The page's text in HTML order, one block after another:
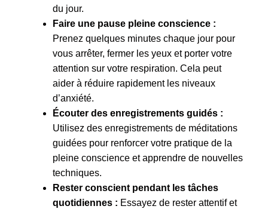
du jour.
Faire une pause pleine conscience :
Prenez quelques minutes chaque jour pour
vous arrêter, fermer les yeux et porter votre
attention sur votre respiration. Cela peut
aider à réduire rapidement les niveaux
d’anxiété.
Écouter des enregistrements guidés :
Utilisez des enregistrements de méditations
guidées pour renforcer votre pratique de la
pleine conscience et apprendre de nouvelles
techniques.
Rester conscient pendant les tâches
quotidiennes : Essayez de rester attentif et